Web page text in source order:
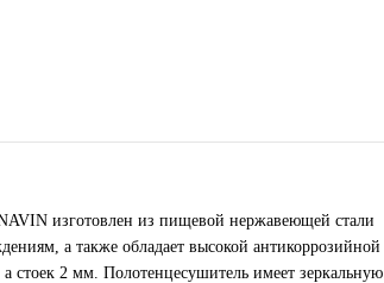
изготовлен из пищевой нержавеющей стали
а также обладает высокой антикоррозийной
стоек 2 мм. Полотенцесушитель имеет зеркальную